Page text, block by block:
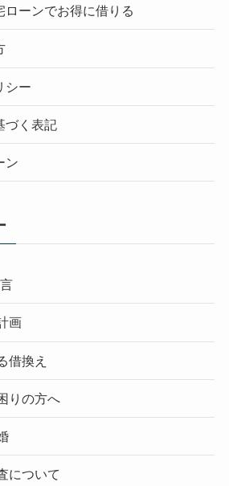
ローンでお得に借りる
シー
づく表記
ン
画
借換え
りの方へ
について